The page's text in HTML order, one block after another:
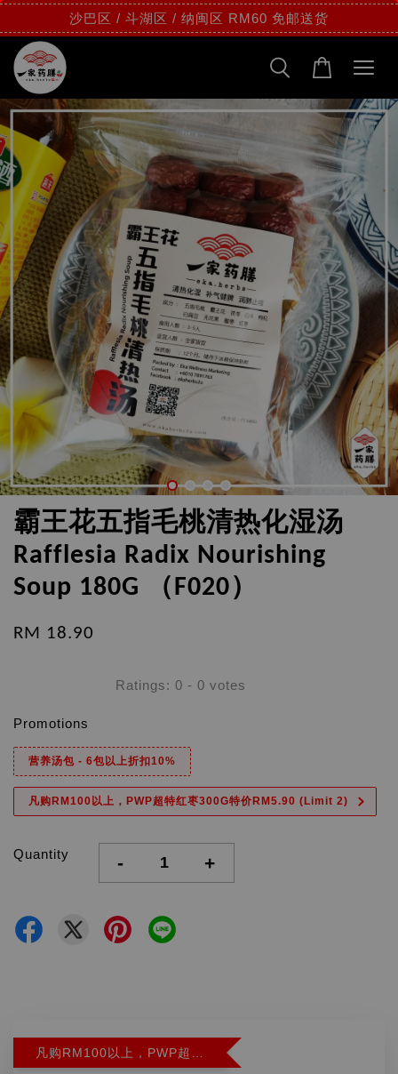
沙巴区 / 斗湖区 / 纳闽区 RM60 免邮送货
霸王花五指毛桃清热化湿汤
Rafflesia Radix Nourishing
Soup 180G （F020）
RM 18.90
Ratings: 0 - 0 votes
Promotions
营养汤包 - 6包以上折扣10%
凡购RM100以上，PWP超特红枣300G特价RM5.90 (Limit 2)
Quantity - +